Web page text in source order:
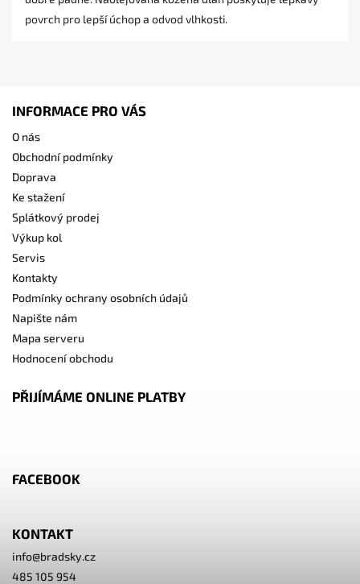
povrch pro lepší úchop a odvod vlhkosti.
INFORMACE PRO VÁS
O nás
Obchodní podmínky
Doprava
Ke stažení
Splátkový prodej
Výkup kol
Servis
Kontakty
Podmínky ochrany osobních údajů
Napište nám
Mapa serveru
Hodnocení obchodu
PŘIJÍMÁME ONLINE PLATBY
FACEBOOK
KONTAKT
info@bradsky.cz
485 105 954